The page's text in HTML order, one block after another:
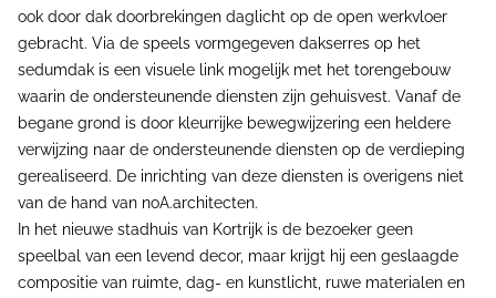
ook door dak doorbrekingen daglicht op de open werkvloer
gebracht. Via de speels vormgegeven dakserres op het
sedumdak is een visuele link mogelijk met het torengebouw
waarin de ondersteunende diensten zijn gehuisvest. Vanaf de
begane grond is door kleurrijke bewegwijzering een heldere
verwijzing naar de ondersteunende diensten op de verdieping
gerealiseerd. De inrichting van deze diensten is overigens niet
van de hand van noA.architecten.
In het nieuwe stadhuis van Kortrijk is de bezoeker geen
speelbal van een levend decor, maar krijgt hij een geslaagde
compositie van ruimte, dag- en kunstlicht, ruwe materialen en